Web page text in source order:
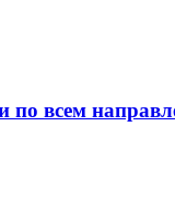
по всем